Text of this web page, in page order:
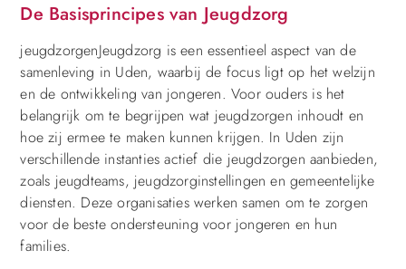
De Basisprincipes van Jeugdzorg
jeugdzorgenJeugdzorg is een essentieel aspect van de
samenleving in Uden, waarbij de focus ligt op het welzijn
en de ontwikkeling van jongeren. Voor ouders is het
belangrijk om te begrijpen wat jeugdzorgen inhoudt en
hoe zij ermee te maken kunnen krijgen. In Uden zijn
verschillende instanties actief die jeugdzorgen aanbieden,
zoals jeugdteams, jeugdzorginstellingen en gemeentelijke
diensten. Deze organisaties werken samen om te zorgen
voor de beste ondersteuning voor jongeren en hun
families.